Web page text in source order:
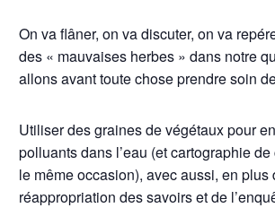
On va flâner, on va discuter, on va
des « mauvaises herbes » dans notre
allons avant toute chose prendre soin
Utiliser des graines de végétaux pour
polluants dans l’eau (et cartographie
le même occasion), avec aussi, en plus
réappropriation des savoirs et de